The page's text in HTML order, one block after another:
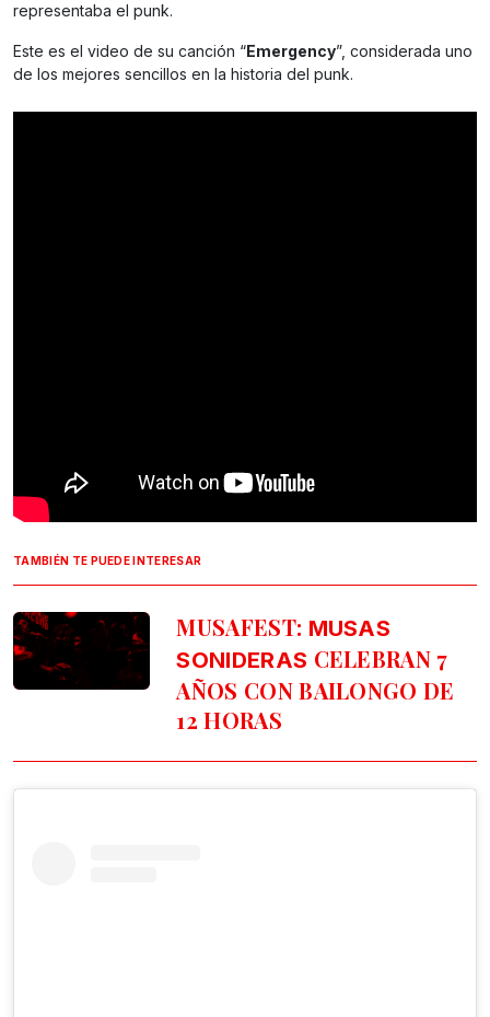
representaba el punk.
Este es el video de su canción “Emergency”, considerada uno
de los mejores sencillos en la historia del punk.
TAMBIÉN TE PUEDE INTERESAR
MUSAFEST: MUSAS
SONIDERAS CELEBRAN 7
AÑOS CON BAILONGO DE
12 HORAS